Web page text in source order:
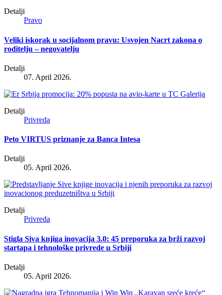
Detalji
Pravo
Veliki iskorak u socijalnom pravu: Usvojen Nacrt zakona o
roditelju – negovatelju
Detalji
07. April 2026.
Detalji
Privreda
Peto VIRTUS priznanje za Banca Intesa
Detalji
05. April 2026.
Detalji
Privreda
Stigla Siva knjiga inovacija 3.0: 45 preporuka za brži razvoj
startapa i tehnološke privrede u Srbiji
Detalji
05. April 2026.